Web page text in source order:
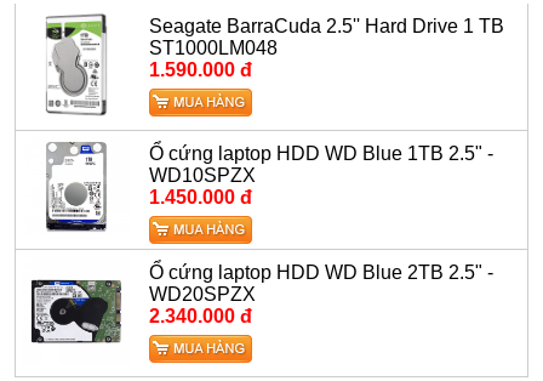
Seagate BarraCuda 2.5'' Hard Drive 1 TB
ST1000LM048
1.590.000 đ
Ổ cứng laptop HDD WD Blue 1TB 2.5" -
WD10SPZX
1.450.000 đ
Ổ cứng laptop HDD WD Blue 2TB 2.5" -
WD20SPZX
2.340.000 đ